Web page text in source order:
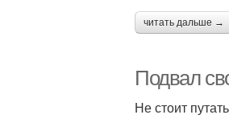
читать дальше →
Подвал
Не стоит